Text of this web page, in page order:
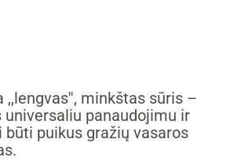
,,lengvas'', minkštas sūris –
universaliu panaudojimu ir
būti puikus gražių vasaros